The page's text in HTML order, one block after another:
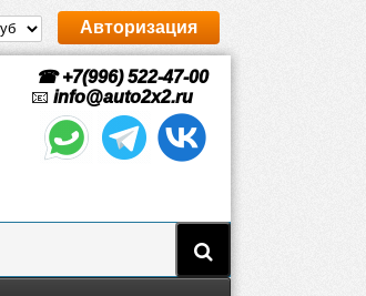
Авторизация
☎ +7(996) 522-47-00
📧 info@auto2x2.ru